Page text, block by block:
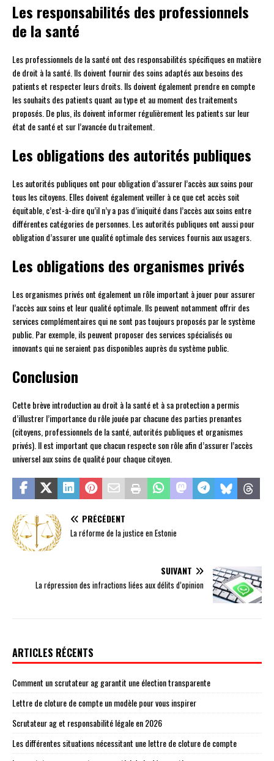
Les responsabilités des professionnels
de la santé
Les professionnels de la santé ont des responsabilités spécifiques en matière
de droit à la santé. Ils doivent fournir des soins adaptés aux besoins des
patients et respecter leurs droits. Ils doivent également prendre en compte
les souhaits des patients quant au type et au moment des traitements
proposés. De plus, ils doivent informer régulièrement les patients sur leur
état de santé et sur l’avancée du traitement.
Les obligations des autorités publiques
Les autorités publiques ont pour obligation d’assurer l’accès aux soins pour
tous les citoyens. Elles doivent également veiller à ce que cet accès soit
équitable, c’est-à-dire qu’il n’y a pas d’iniquité dans l’accès aux soins entre
différentes catégories de personnes. Les autorités publiques ont aussi pour
obligation d’assurer une qualité optimale des services fournis aux usagers.
Les obligations des organismes privés
Les organismes privés ont également un rôle important à jouer pour assurer
l’accès aux soins et leur qualité optimale. Ils peuvent notamment offrir des
services complémentaires qui ne sont pas toujours proposés par le système
public. Par exemple, ils peuvent proposer des services spécialisés ou
innovants qui ne seraient pas disponibles auprès du système public.
Conclusion
Cette brève introduction au droit à la santé et à sa protection a permis
d’illustrer l’importance du rôle jouée par chacune des parties prenantes
(citoyens, professionnels de la santé, autorités publiques et organismes
privés). Il est important que chacun respecte son rôle afin d’assurer l’accès
universel aux soins de qualité pour chaque citoyen.
PRÉCÉDENT
La réforme de la justice en Estonie
SUIVANT
La répression des infractions liées aux délits d’opinion
ARTICLES RÉCENTS
Comment un scrutateur ag garantit une élection transparente
Lettre de cloture de compte un modèle pour vous inspirer
Scrutateur ag et responsabilité légale en 2026
Les différentes situations nécessitant une lettre de cloture de compte